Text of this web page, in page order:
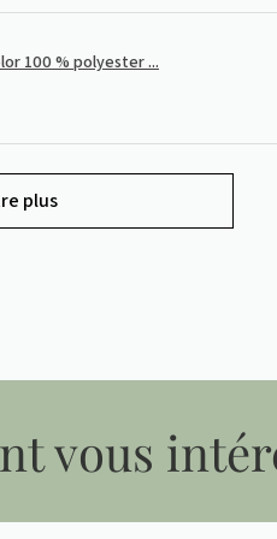
100 % polyester ...
plus
vous